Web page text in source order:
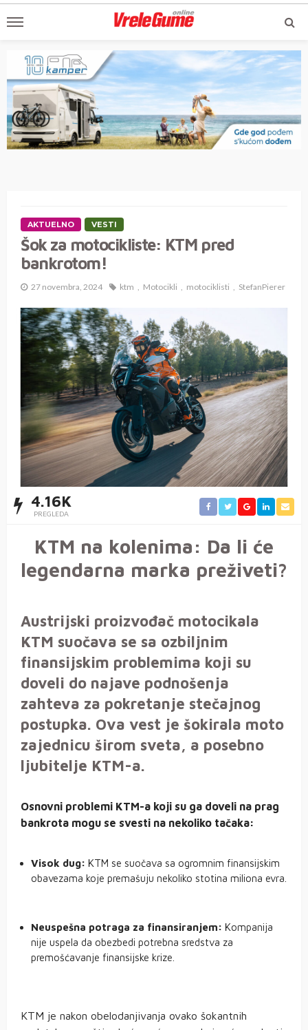
AKTUELNO VESTI
Šok za motocikliste: KTM pred
bankrotom!
27 novembra, 2024 ktm Motocikli motociklisti StefanPierer
4.16K
PREGLEDA
KTM na kolenima: Da li će
legendarna marka preživeti?
Austrijski proizvođač motocikala
KTM suočava se sa ozbiljnim
finansijskim problemima koji su
doveli do najave podnošenja
zahteva za pokretanje stečajnog
postupka. Ova vest je šokirala moto
zajednicu širom sveta, a posebno
ljubitelje KTM-a.
Osnovni problemi KTM-a koji su ga doveli na prag
bankrota mogu se svesti na nekoliko tačaka:
Visok dug: KTM se suočava sa ogromnim finansijskim
obavezama koje premašuju nekoliko stotina miliona evra.
Neuspešna potraga za finansiranjem: Kompanija
nije uspela da obezbedi potrebna sredstva za
premošćavanje finansijske krize.
KTM je nakon obelodanjivanja ovako šokantnih